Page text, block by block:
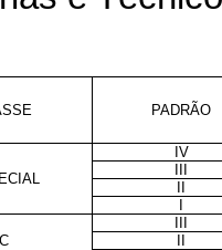
PADRÃO
IV
C